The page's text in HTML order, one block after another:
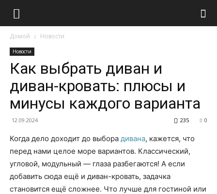
Домой Новости
Новости
Как выбрать диван и
диван-кровать: плюсы и
минусы каждого варианта
12.09.2024 0
235
Когда дело доходит до выбора дивана, кажется, что
перед нами целое море вариантов. Классический,
угловой, модульный — глаза разбегаются! А если
добавить сюда ещё и диван-кровать, задачка
становится ещё сложнее. Что лучше для гостиной или